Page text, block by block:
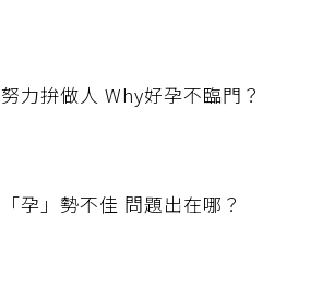
努力拚做人 Why好孕不臨門？
「孕」勢不佳 問題出在哪？